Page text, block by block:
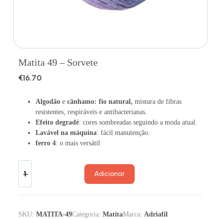
Matita 49 – Sorvete
€16.70
Algodãoe cânhamo: fio natural, mistura de fibras
resistentes, respiráveis ​​e antibacterianas.
Efeito degradé: cores sombreadas seguindo a moda atual.
Lavável na máquina: fácil manutenção.
ferro 4: o mais versátil
Adicionar
SKU: MATITA-49Categoria: MatitaMarca: Adriafil